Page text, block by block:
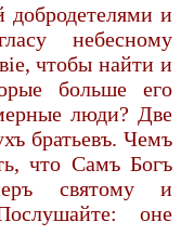
добродетелями и
небесному
чтобы найти и
больше его
люди? Две
братьевъ. Чемъ
что Самъ Богъ
святому и
оне